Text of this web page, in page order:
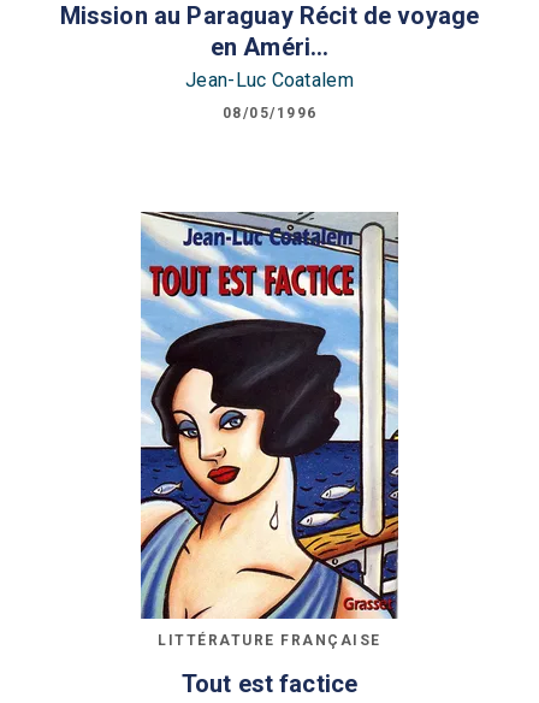
Mission au Paraguay Récit de voyage
en Améri…
Jean-Luc Coatalem
08/05/1996
LITTÉRATURE FRANÇAISE
Tout est factice